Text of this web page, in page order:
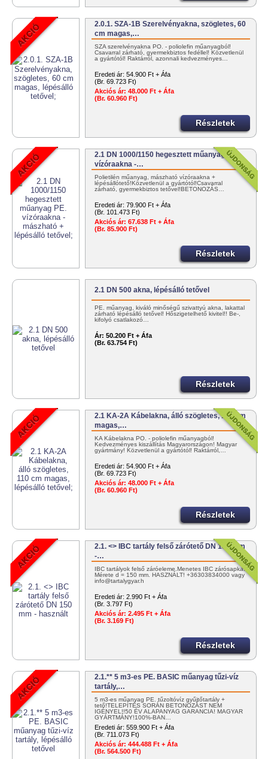
2.0.1. SZA-1B Szerelvényakna, szögletes, 60
cm magas,…
SZA szerelvényakna PO. - poliolefin műanyagból!
Csavarral zárható, gyermekbiztos fedéllel! Közvetlenül
a gyártótól! Raktárról, azonnali kedvezményes…
Eredeti ár: 54.900 Ft + Áfa
(Br. 69.723 Ft)
Akciós ár: 48.000 Ft + Áfa
(Br. 60.960 Ft)
Részletek
2.1 DN 1000/1150 hegesztett műanyag PE.
vízóraakna -…
Polietilén műanyag, mászható vízóraakna +
lépésállótető!Közvetlenül a gyártótól!Csavarral
zárható, gyermekbiztos tetővel!BETONOZÁS…
Eredeti ár: 79.900 Ft + Áfa
(Br. 101.473 Ft)
Akciós ár: 67.638 Ft + Áfa
(Br. 85.900 Ft)
Részletek
2.1 DN 500 akna, lépésálló tetővel
PE. műanyag, kiváló minőségű szivattyú akna, lakattal
zárható lépésálló tetővel! Hőszigetelhető kivitel!! Be-,
kifolyó csatlakozó…
Ár: 50.200 Ft + Áfa
(Br. 63.754 Ft)
Részletek
2.1 KA-2A Kábelakna, álló szögletes, 110 cm
magas,…
KA Kábelakna PO. - poliolefin műanyagból!
Kedvezményes kiszállítás Magyarországon! Magyar
gyártmány! Közvetlenül a gyártótól! Raktárról,…
Eredeti ár: 54.900 Ft + Áfa
(Br. 69.723 Ft)
Akciós ár: 48.000 Ft + Áfa
(Br. 60.960 Ft)
Részletek
2.1. <> IBC tartály felső zárótető DN 150 mm
-…
IBC tartályok felső záróeleme.Menetes IBC zárósapka.
Mérete d = 150 mm. HASZNÁLT! +36303834000 vagy
info@tartalygyar.h
Eredeti ár: 2.990 Ft + Áfa
(Br. 3.797 Ft)
Akciós ár: 2.495 Ft + Áfa
(Br. 3.169 Ft)
Részletek
2.1.** 5 m3-es PE. BASIC műanyag tűzi-víz
tartály,…
5 m3-es műanyag PE. tűzoltóvíz gyűjtőtartály +
tető!TELEPÍTÉS SORÁN BETONOZÁST NEM
IGÉNYEL!!50 ÉV ALAPANYAG GARANCIA! MAGYAR
GYÁRTMÁNY!100%-BAN…
Eredeti ár: 559.900 Ft + Áfa
(Br. 711.073 Ft)
Akciós ár: 444.488 Ft + Áfa
(Br. 564.500 Ft)